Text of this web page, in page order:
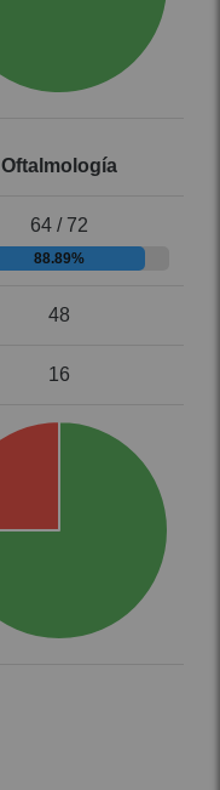
Oftalmología
64 / 72
88.89%
48
16